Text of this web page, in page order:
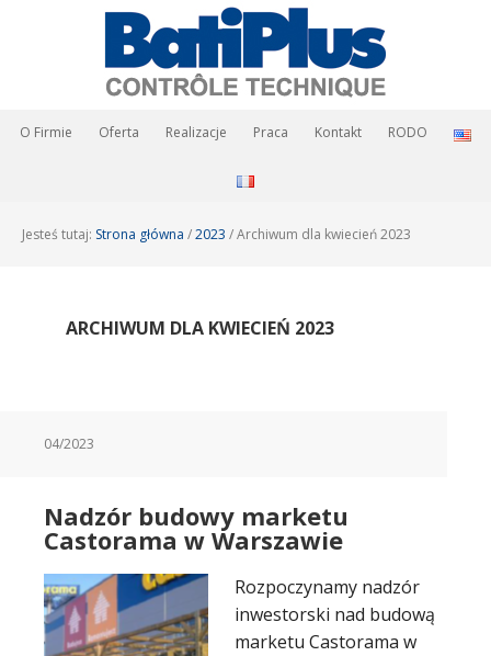
O Firmie Oferta Realizacje Praca Kontakt RODO
Jesteś tutaj: Strona główna /2023 /Archiwum dla kwiecień 2023
ARCHIWUM DLA KWIECIEŃ 2023
04/2023
Nadzór budowy marketu
Castorama w Warszawie
Rozpoczynamy nadzór
inwestorski nad budową
marketu Castorama w